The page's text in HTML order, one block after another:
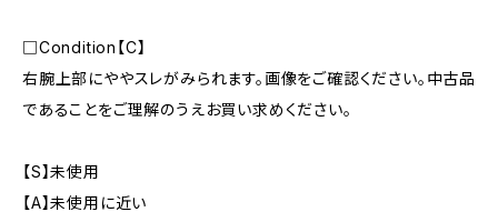
□Condition【C】
右腕上部にややスレがみられます。画像をご確認ください。中古品
であることをご理解のうえお買い求めください。
【S】未使用
【A】未使用に近い